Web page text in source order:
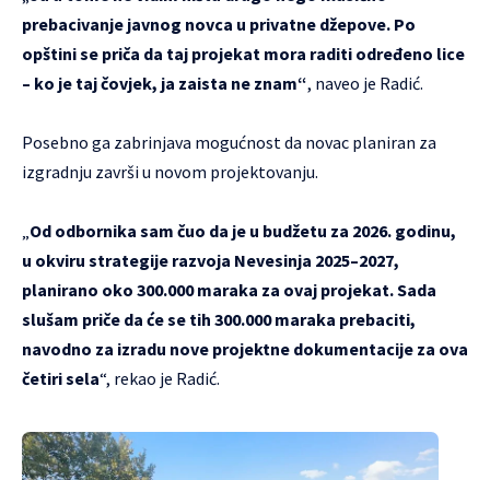
prebacivanje javnog novca u privatne džepove. Po
opštini se priča da taj projekat mora raditi određeno lice
– ko je taj čovjek, ja zaista ne znam“, naveo je Radić.
Posebno ga zabrinjava mogućnost da novac planiran za
izgradnju završi u novom projektovanju.
„Od odbornika sam čuo da je u budžetu za 2026. godinu,
u okviru strategije razvoja Nevesinja 2025–2027,
planirano oko 300.000 maraka za ovaj projekat. Sada
slušam priče da će se tih 300.000 maraka prebaciti,
navodno za izradu nove projektne dokumentacije za ova
četiri sela“, rekao je Radić.